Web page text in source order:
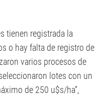
tienen registrada la
o hay falta de registro de
varios procesos de
lotes con un
de 250 u$s/ha”,